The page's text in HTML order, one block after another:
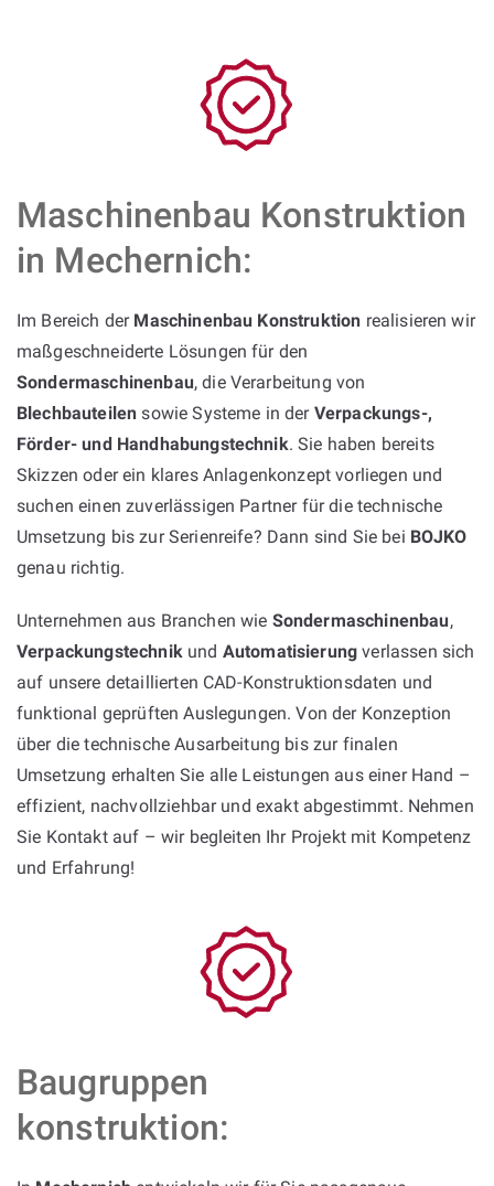
Maschinenbau Konstruktion
in Mechernich:
Im Bereich der Maschinenbau Konstruktion realisieren wir
maßgeschneiderte Lösungen für den
Sondermaschinenbau, die Verarbeitung von
Blechbauteilen sowie Systeme in der Verpackungs-,
Förder- und Handhabungstechnik. Sie haben bereits
Skizzen oder ein klares Anlagenkonzept vorliegen und
suchen einen zuverlässigen Partner für die technische
Umsetzung bis zur Serienreife? Dann sind Sie bei BOJKO
genau richtig.
Unternehmen aus Branchen wie Sondermaschinenbau,
Verpackungstechnikund Automatisierung verlassen sich
auf unsere detaillierten CAD-Konstruktionsdaten und
funktional geprüften Auslegungen. Von der Konzeption
über die technische Ausarbeitung bis zur finalen
Umsetzung erhalten Sie alle Leistungen aus einer Hand –
effizient, nachvollziehbar und exakt abgestimmt. Nehmen
Sie Kontakt auf – wir begleiten Ihr Projekt mit Kompetenz
und Erfahrung!
Baugruppen
konstruktion: